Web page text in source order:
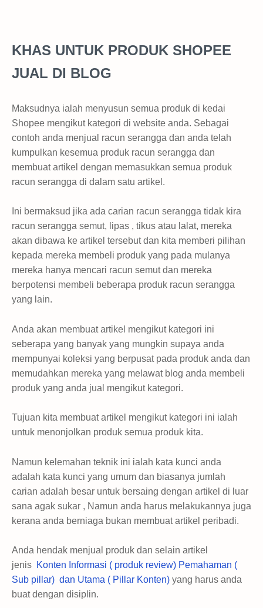
KHAS UNTUK PRODUK SHOPEE
JUAL DI BLOG
Maksudnya ialah menyusun semua produk di kedai
Shopee mengikut kategori di website anda. Sebagai
contoh anda menjual racun serangga dan anda telah
kumpulkan kesemua produk racun serangga dan
membuat artikel dengan memasukkan semua produk
racun serangga di dalam satu artikel.
Ini bermaksud jika ada carian racun serangga tidak kira
racun serangga semut, lipas , tikus atau lalat, mereka
akan dibawa ke artikel tersebut dan kita memberi pilihan
kepada mereka membeli produk yang pada mulanya
mereka hanya mencari racun semut dan mereka
berpotensi membeli beberapa produk racun serangga
yang lain.
Anda akan membuat artikel mengikut kategori ini
seberapa yang banyak yang mungkin supaya anda
mempunyai koleksi yang berpusat pada produk anda dan
memudahkan mereka yang melawat blog anda membeli
produk yang anda jual mengikut kategori.
Tujuan kita membuat artikel mengikut kategori ini ialah
untuk menonjolkan produk semua produk kita.
Namun kelemahan teknik ini ialah kata kunci anda
adalah kata kunci yang umum dan biasanya jumlah
carian adalah besar untuk bersaing dengan artikel di luar
sana agak sukar , Namun anda harus melakukannya juga
kerana anda berniaga bukan membuat artikel peribadi.
Anda hendak menjual produk dan selain artikel
jenis Konten Informasi ( produk review) Pemahaman (
Sub pillar) dan Utama ( Pillar Konten) yang harus anda
buat dengan disiplin.